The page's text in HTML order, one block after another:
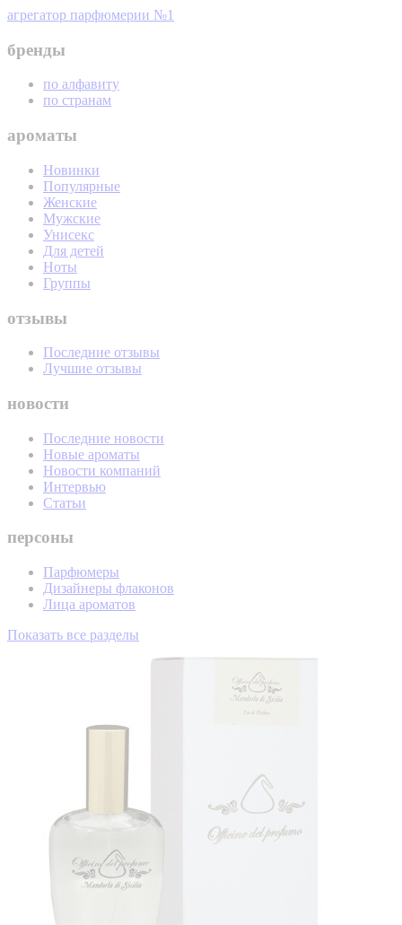
агрегатор парфюмерии №1
бренды
по алфавиту
по странам
ароматы
Новинки
Популярные
Женские
Мужские
Унисекс
Для детей
Ноты
Группы
отзывы
Последние отзывы
Лучшие отзывы
новости
Последние новости
Новые ароматы
Новости компаний
Интервью
Статьи
персоны
Парфюмеры
Дизайнеры флаконов
Лица ароматов
Показать все разделы